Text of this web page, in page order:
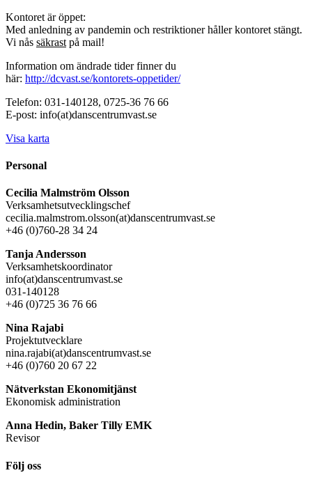
Kontoret är öppet:
Med anledning av pandemin och restriktioner håller kontoret stängt.
Vi nås säkrast på mail!
Information om ändrade tider finner du
här: http://dcvast.se/kontorets-oppetider/
Telefon: 031-140128, 0725-36 76 66
E-post: info(at)danscentrumvast.se
Visa karta
Personal
Cecilia Malmström Olsson
Verksamhetsutvecklingschef
cecilia.malmstrom.olsson(at)danscentrumvast.se
+46 (0)760-28 34 24
Tanja Andersson
Verksamhetskoordinator
info(at)danscentrumvast.se
031-140128
+46 (0)725 36 76 66
Nina Rajabi
Projektutvecklare
nina.rajabi(at)danscentrumvast.se
+46 (0)760 20 67 22
Nätverkstan Ekonomitjänst
Ekonomisk administration
Anna Hedin, Baker Tilly EMK
Revisor
Följ oss